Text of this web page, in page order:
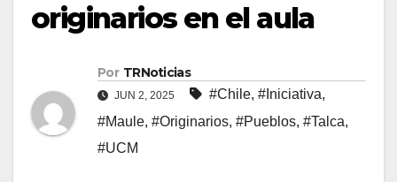
originarios en el aula
Por TRNoticias
JUN 2, 2025 #Chile, #Iniciativa,
#Maule, #Originarios, #Pueblos, #Talca,
#UCM